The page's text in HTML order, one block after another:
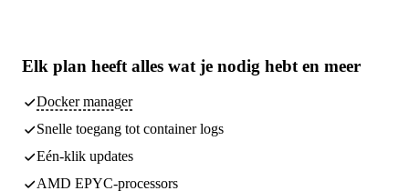
Elk plan heeft alles wat je nodig hebt en meer
Docker manager
Snelle toegang tot container logs
Eén-klik updates
AMD EPYC-processors